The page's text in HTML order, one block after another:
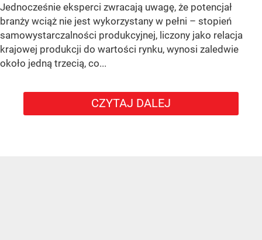
Jednocześnie eksperci zwracają uwagę, że potencjał
branży wciąż nie jest wykorzystany w pełni – stopień
samowystarczalności produkcyjnej, liczony jako relacja
krajowej produkcji do wartości rynku, wynosi zaledwie
około jedną trzecią, co...
CZYTAJ DALEJ